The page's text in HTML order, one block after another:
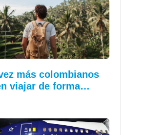
más colombianos
viajar de forma…